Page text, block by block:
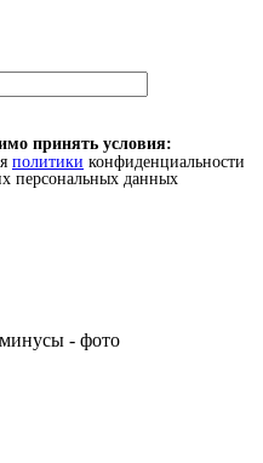
принять условия:
политики конфиденциальности
персональных данных